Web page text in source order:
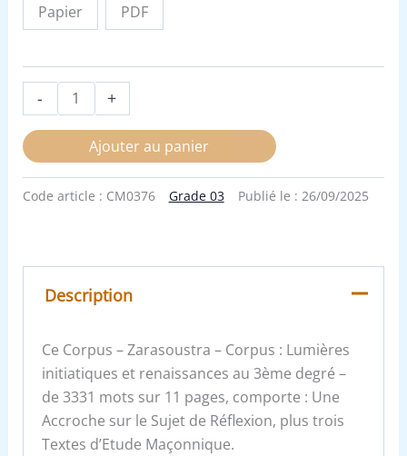
Papier PDF
- +
Ajouter au panier
Code article : CM0376 Grade 03 Publié le : 26/09/2025
Description
Ce Corpus – Zarasoustra – Corpus : Lumières
initiatiques et renaissances au 3ème degré –
de 3331 mots sur 11 pages, comporte : Une
Accroche sur le Sujet de Réflexion, plus trois
Textes d’Etude Maçonnique.